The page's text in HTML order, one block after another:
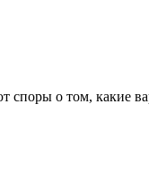
споры о том, какие